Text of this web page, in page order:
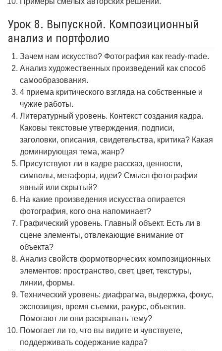
Урок 8. Выпускной. Композиционный
анализ и портфолио
Зачем нам искусство? Фотография как ready-made.
Анализ художественных произведений как способ
самообразования.
4 приема критического взгляда на собственные и
чужие работы.
Литературный уровень. Контекст создания кадра.
Каковы текстовые утверждения, подписи,
заголовки, описания, свидетельства, критика? Какая
доминирующая тема, жанр?
Присутствуют ли в кадре рассказ, ценности,
символы, метафоры, идеи? Смысл фотографии
явный или скрытый?
На какие произведения искусства опирается
фотография, кого она напоминает?
Графический уровень. Главный объект. Есть ли в
сцене элементы, отвлекающие внимание от
объекта?
Анализ свойств формотворческих композиционных
элементов: пространство, свет, цвет, текстуры,
линии, формы.
Технический уровень: диафрагма, выдержка, фокус,
экспозиция, время съемки, ракурс, объектив.
Помогают ли они раскрывать тему?
Помогает ли то, что вы видите и чувствуете,
поддерживать содержание кадра?